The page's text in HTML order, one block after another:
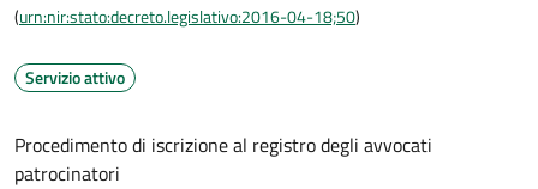
(urn:nir:stato:decreto.legislativo:2016-04-18;50)
Servizio attivo
Procedimento di iscrizione al registro degli avvocati
patrocinatori